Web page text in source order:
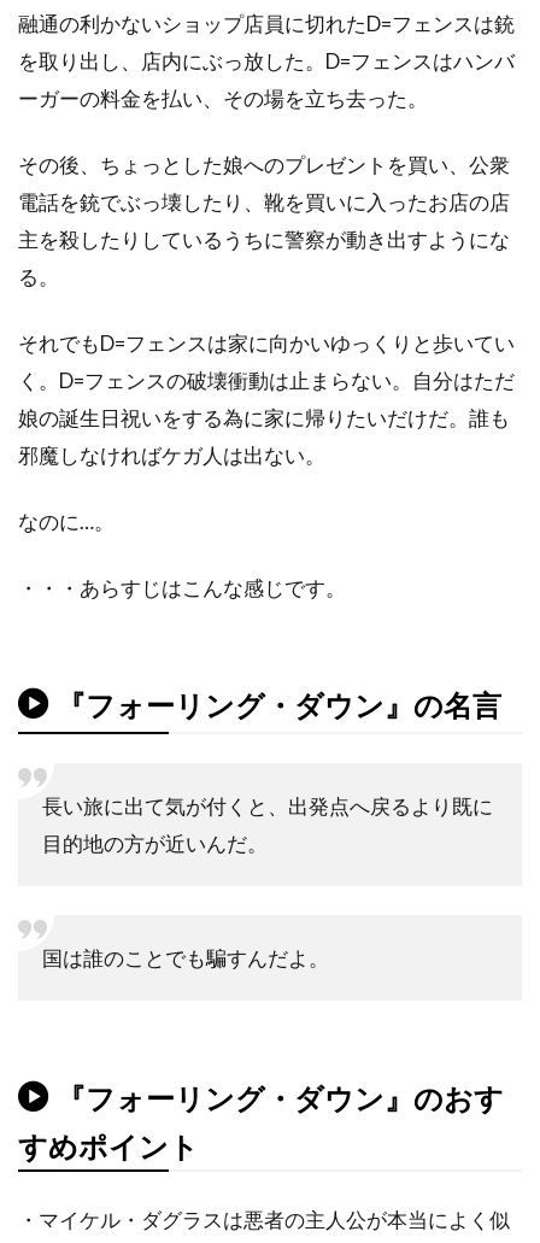
ダニー・エルフマン
ダニー・グローヴァー
ダニー・デヴィート
ダニー・ヌッチ
ダニー・ホック
ダニー・ボイル
ダニー・マスターソン
ダニー・ロイド
ダビ・ガラルト
ダビ・ベルト
ダリウス・ウォルスキー
ダリル・ハンナ
ダン・オバノン
ダン・カステラネタ
ダン・ゴールドバーグ
ダン・マクダーモット
チェッキ・ゴーリ
チェ・ジョンホ
チェータウット・ワチャラクン
チャズ・パルミンテリ
チャタポン・パンタナアンクーン
チャド・リンドバーグ
チャーリー・ホフハイマー
チャールズ・H・マグワイア
チャールズ・グローディン
融通の利かないショップ店員に切れたD=フェンスは銃
を取り出し、店内にぶっ放した。D=フェンスはハンバ
ーガーの料金を払い、その場を立ち去った。
その後、ちょっとした娘へのプレゼントを買い、公衆
電話を銃でぶっ壊したり、靴を買いに入ったお店の店
主を殺したりしているうちに警察が動き出すようにな
る。
それでもD=フェンスは家に向かいゆっくりと歩いてい
く。D=フェンスの破壊衝動は止まらない。自分はただ
娘の誕生日祝いをする為に家に帰りたいだけだ。誰も
邪魔しなければケガ人は出ない。
なのに…。
・・・あらすじはこんな感じです。
『フォーリング・ダウン』の名言
長い旅に出て気が付くと、出発点へ戻るより既に
目的地の方が近いんだ。
国は誰のことでも騙すんだよ。
『フォーリング・ダウン』のおす
すめポイント
・マイケル・ダグラスは悪者の主人公が本当によく似